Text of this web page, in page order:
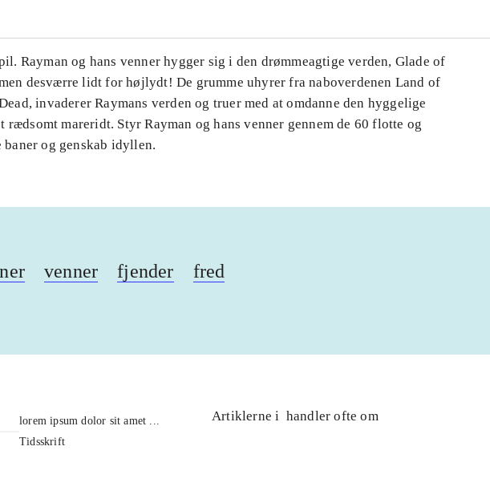
Rayman og hans venner hygger sig i den drømmeagtige verden, Glade of
desværre lidt for højlydt! De grumme uhyrer fra naboverdenen Land of
invaderer Raymans verden og truer med at omdanne den hyggelige
rædsomt mareridt. Styr Rayman og hans venner gennem de 60 flotte og
og genskab idyllen.
venner fjender fred
lorem ipsum dolor sit amet ...
Tidsskrift
Artiklerne i handler ofte om